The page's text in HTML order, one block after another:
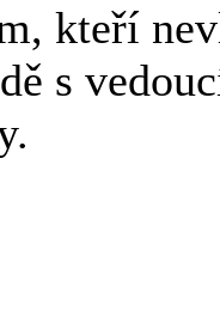
kteří
s